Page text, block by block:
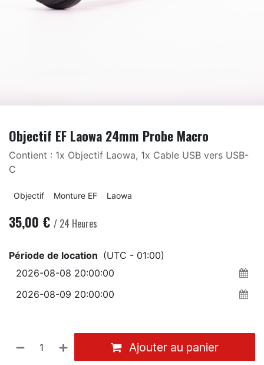
Objectif EF Laowa 24mm Probe Macro
Contient : 1x Objectif Laowa, 1x Cable USB vers USB-
C
Objectif Monture EF Laowa
35,00 € / 24 Heures
Période de location (UTC - 01:00)
Ajouter au panier